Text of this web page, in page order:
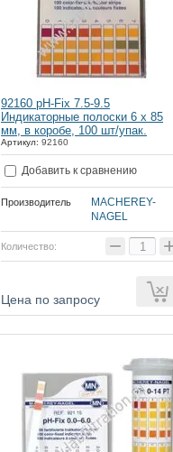
92160 pH-Fix 7.5-9.5
Индикаторные полоски 6 х 85
мм, в коробе, 100 шт/упак.
Артикул: 92160
Добавить к сравнению
Производитель
MACHEREY-
NAGEL
Количество: −
Цена по запросу